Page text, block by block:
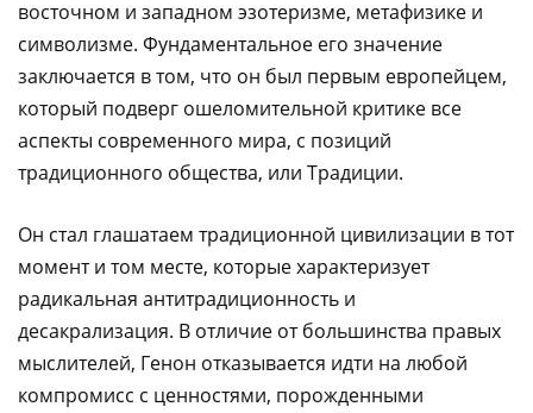
восточном и западном эзотеризме, метафизике и
символизме. Фундаментальное его значение
заключается в том, что он был первым европейцем,
который подверг ошеломительной критике все
аспекты современного мира, с позиций
традиционного общества, или Традиции.
Он стал глашатаем традиционной цивилизации в тот
момент и том месте, которые характеризует
радикальная антитрадиционность и
десакрализация. В отличие от большинства правых
мыслителей, Генон отказывается идти на любой
компромисс с ценностями, порожденными